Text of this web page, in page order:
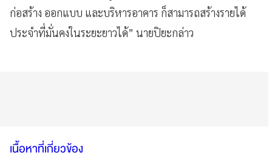
ก่อสร้าง ออกแบบ และบริหารอาคาร ก็สามารถสร้างรายได้
ประจำที่มั่นคงในระยะยาวได้” นายปิยะกล่าว
เนื้อหาที่เกี่ยวข้อง